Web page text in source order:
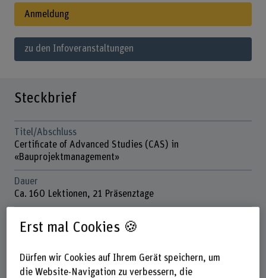
Anmeldung
zu den Infoveranstaltungen
Steckbrief
Titel/Abschluss
Certificate of Advanced Studies (CAS) in
«Bauprojektmanagement»
Dauer
Ca. 160 Lektionen, 21 Präsenztage
Donnerstag, Freitag, Samstag
Anmeldefrist
Bis 4 Wochen vor CAS-Beginn
Erst mal Cookies 🍪
Dürfen wir Cookies auf Ihrem Gerät speichern, um
die Website-Navigation zu verbessern, die